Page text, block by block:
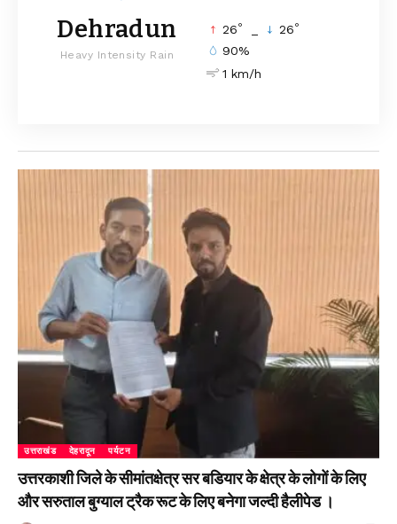
Dehradun
Heavy Intensity Rain
26° 26°
90%
1 km/h
उत्तराखंड देहरादून पर्यटन
उत्तरकाशी जिले के सीमांतक्षेत्र सर बडियार के क्षेत्र के लोगों के लिए
और सरुताल बुग्याल ट्रैक रूट के लिए बनेगा जल्दी हैलीपेड ।